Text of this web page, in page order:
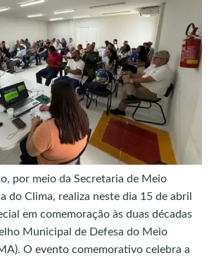
por meio da Secretaria de Meio
do Clima, realiza neste dia 15 de abril
em comemoração às duas décadas
Municipal de Defesa do Meio
O evento comemorativo celebra a